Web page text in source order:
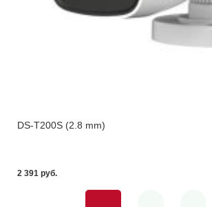
DS-T200S (2.8 mm)
2 391 pуб.